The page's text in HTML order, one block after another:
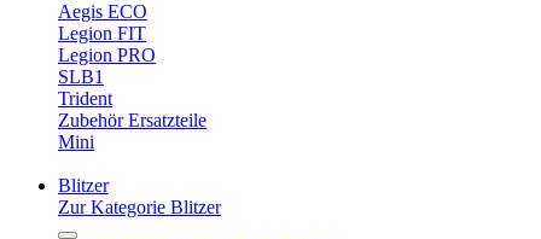
Aegis ECO
Legion FIT
Legion PRO
SLB1
Trident
Zubehör Ersatzteile
Mini
Blitzer
Zur Kategorie Blitzer